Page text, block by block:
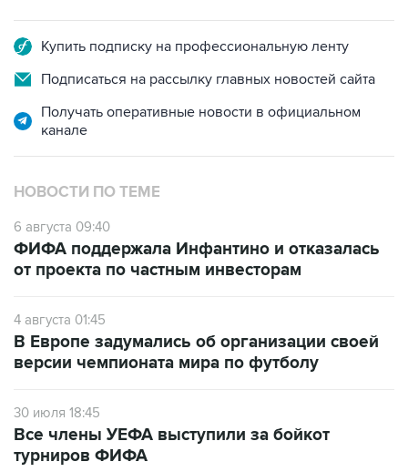
Купить подписку на профессиональную ленту
Подписаться на рассылку главных новостей сайта
Получать оперативные новости в официальном
канале
НОВОСТИ ПО ТЕМЕ
6 августа 09:40
ФИФА поддержала Инфантино и отказалась
от проекта по частным инвесторам
4 августа 01:45
В Европе задумались об организации своей
версии чемпионата мира по футболу
30 июля 18:45
Все члены УЕФА выступили за бойкот
турниров ФИФА